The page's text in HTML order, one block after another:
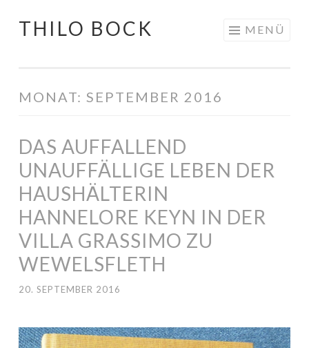
Springe
THILO BOCK MENÜ
MONAT: SEPTEMBER 2016
DAS AUFFALLEND
UNAUFFÄLLIGE LEBEN DER
HAUSHÄLTERIN
HANNELORE KEYN IN DER
VILLA GRASSIMO ZU
WEWELSFLETH
20. SEPTEMBER 2016